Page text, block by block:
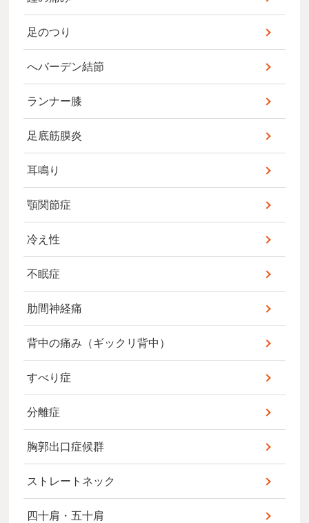
足のつり
へバーデン結節
ランナー膝
足底筋膜炎
耳鳴り
顎関節症
冷え性
不眠症
肋間神経痛
背中の痛み（ギックリ背中）
すべり症
分離症
胸郭出口症候群
ストレートネック
四十肩・五十肩